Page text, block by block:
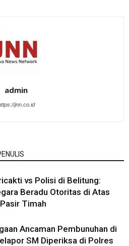
admin
jnn.co.id
vs Polisi di Belitung:
Beradu Otoritas di Atas
Timah
Ancaman Pembunuhan di
SM Diperiksa di Polres